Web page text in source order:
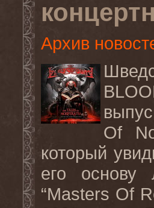
Архив
Of
который
его основу
“Masters Of